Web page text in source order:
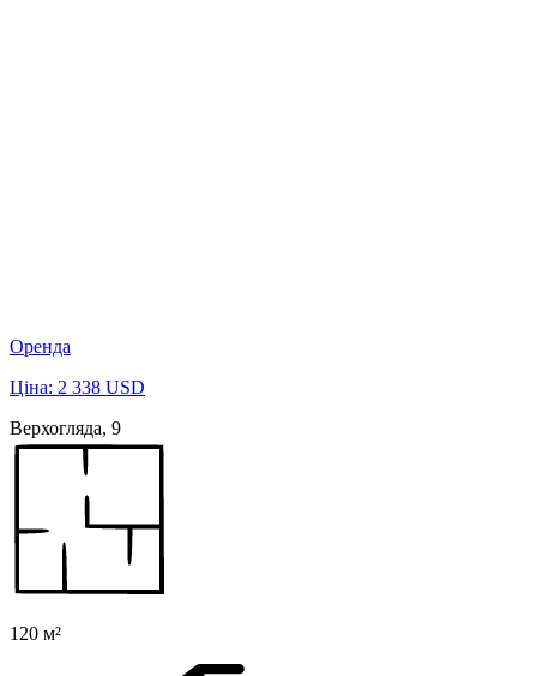
Оренда
Ціна: 2 338 USD
Верхогляда, 9
120 м²